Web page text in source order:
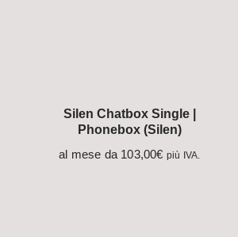
Silen Chatbox Single |
Phonebox (Silen)
al mese da 103,00€ più IVA.